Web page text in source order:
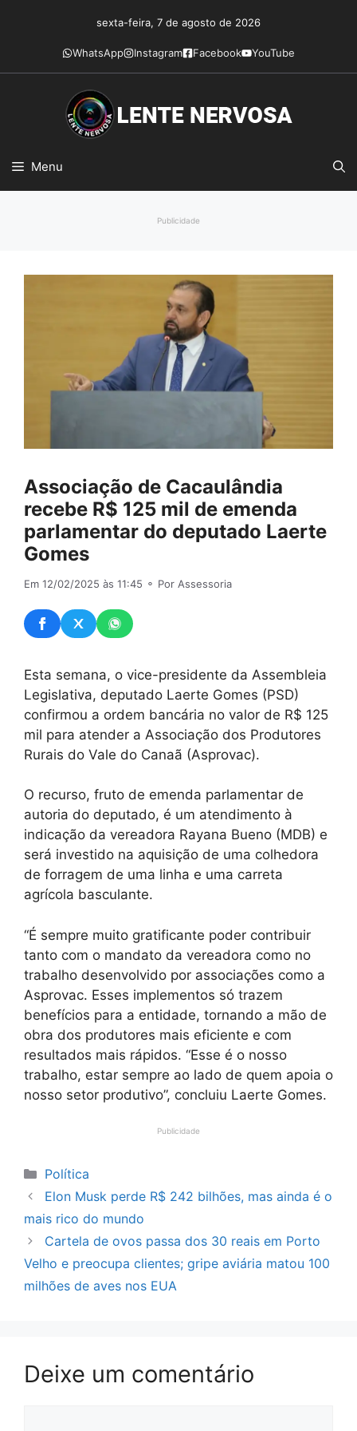
conteúdo
sexta-feira, 7 de agosto de 2026
WhatsApp Instagram Facebook YouTube
Menu
Publicidade
Associação de Cacaulândia
recebe R$ 125 mil de emenda
parlamentar do deputado Laerte
Gomes
Em 12/02/2025 às 11:45 ⚬ Por Assessoria
Esta semana, o vice-presidente da Assembleia
Legislativa, deputado Laerte Gomes (PSD)
confirmou a ordem bancária no valor de R$ 125
mil para atender a Associação dos Produtores
Rurais do Vale do Canaã (Asprovac).
O recurso, fruto de emenda parlamentar de
autoria do deputado, é um atendimento à
indicação da vereadora Rayana Bueno (MDB) e
será investido na aquisição de uma colhedora
de forragem de uma linha e uma carreta
agrícola basculante.
“É sempre muito gratificante poder contribuir
tanto com o mandato da vereadora como no
trabalho desenvolvido por associações como a
Asprovac. Esses implementos só trazem
benefícios para a entidade, tornando a mão de
obra dos produtores mais eficiente e com
resultados mais rápidos. “Esse é o nosso
trabalho, estar sempre ao lado de quem apoia o
nosso setor produtivo”, concluiu Laerte Gomes.
Publicidade
Categorias
Política
Elon Musk perde R$ 242 bilhões, mas ainda é o
mais rico do mundo
Cartela de ovos passa dos 30 reais em Porto
Velho e preocupa clientes; gripe aviária matou 100
milhões de aves nos EUA
Deixe um comentário